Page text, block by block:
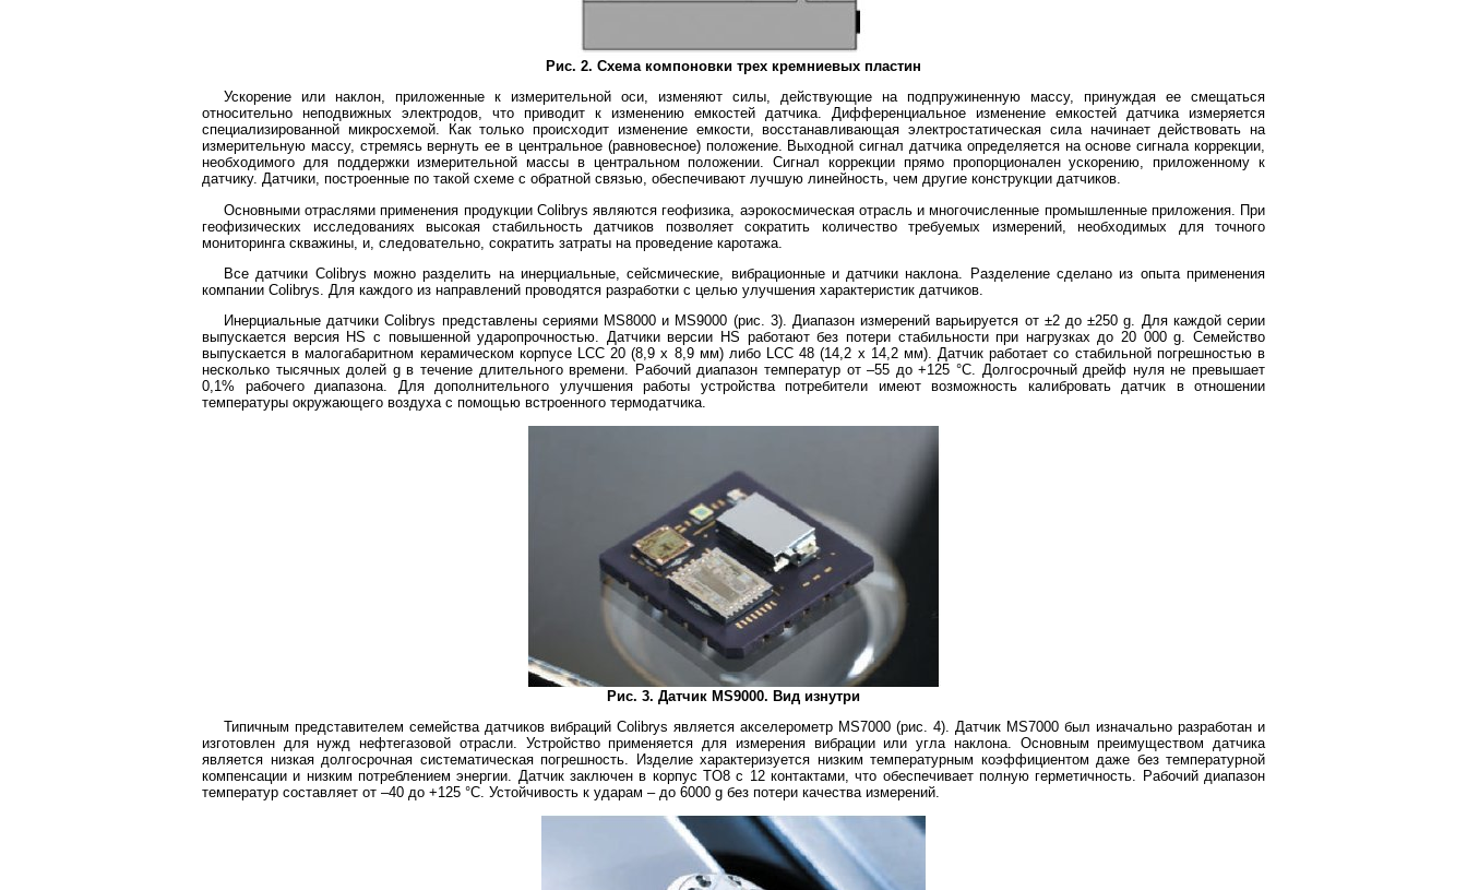
Рис. 2. Схема компоновки трех кремниевых пластин
Ускорение или наклон, приложенные к измерительной оси, изменяют силы, действующие на подпружиненную массу, принуждая ее смещаться
относительно неподвижных электродов, что приводит к изменению емкостей датчика. Дифференциальное изменение емкостей датчика измеряется
специализированной микросхемой. Как только происходит изменение емкости, восстанавливающая электростатическая сила начинает действовать на
измерительную массу, стремясь вернуть ее в центральное (равновесное) положение. Выходной сигнал датчика определяется на основе сигнала коррекции,
необходимого для поддержки измерительной массы в центральном положении. Сигнал коррекции прямо пропорционален ускорению, приложенному к
датчику. Датчики, построенные по такой схеме с обратной связью, обеспечивают лучшую линейность, чем другие конструкции датчиков.
Основными отраслями применения продукции Colibrys являются геофизика, аэрокосмическая отрасль и многочисленные промышленные приложения. При
геофизических исследованиях высокая стабильность датчиков позволяет сократить количество требуемых измерений, необходимых для точного
мониторинга скважины, и, следовательно, сократить затраты на проведение каротажа.
Все датчики Colibrys можно разделить на инерциальные, сейсмические, вибрационные и датчики наклона. Разделение сделано из опыта применения
компании Colibrys. Для каждого из направлений проводятся разработки с целью улучшения характеристик датчиков.
Инерциальные датчики Colibrys представлены сериями MS8000 и MS9000 (рис. 3). Диапазон измерений варьируется от ±2 до ±250 g. Для каждой серии
выпускается версия HS с повышенной ударопрочностью. Датчики версии HS работают без потери стабильности при нагрузках до 20 000 g. Семейство
выпускается в малогабаритном керамическом корпусе LCC 20 (8,9 x 8,9 мм) либо LCC 48 (14,2 x 14,2 мм). Датчик работает со стабильной погрешностью в
несколько тысячных долей g в течение длительного времени. Рабочий диапазон температур от –55 до +125 °C. Долгосрочный дрейф нуля не превышает
0,1% рабочего диапазона. Для дополнительного улучшения работы устройства потребители имеют возможность калибровать датчик в отношении
температуры окружающего воздуха с помощью встроенного термодатчика.
Рис. 3. Датчик MS9000. Вид изнутри
Типичным представителем семейства датчиков вибраций Colibrys является акселерометр MS7000 (рис. 4). Датчик MS7000 был изначально разработан и
изготовлен для нужд нефтегазовой отрасли. Устройство применяется для измерения вибрации или угла наклона. Основным преимуществом датчика
является низкая долгосрочная систематическая погрешность. Изделие характеризуется низким температурным коэффициентом даже без температурной
компенсации и низким потреблением энергии. Датчик заключен в корпус TO8 с 12 контактами, что обеспечивает полную герметичность. Рабочий диапазон
температур составляет от –40 до +125 °C. Устойчивость к ударам – до 6000 g без потери качества измерений.